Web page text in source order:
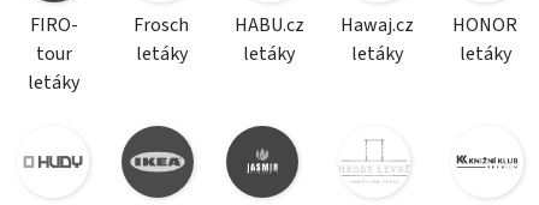
FIRO-
tour
letáky
Frosch
letáky
HABU.cz
letáky
Hawaj.cz
letáky
HONOR
letáky